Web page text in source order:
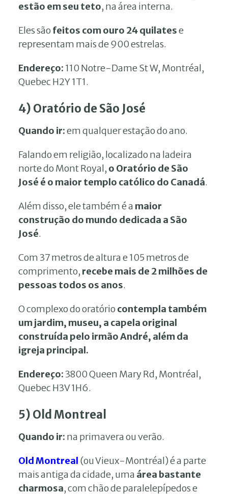
estão em seu teto, na área interna.
Eles são feitos com ouro 24 quilatese
representam mais de 900 estrelas.
Endereço: 110 Notre-Dame St W, Montréal,
Quebec H2Y 1T1.
4) Oratório de São José
Quando ir:em qualquer estação do ano.
Falando em religião, localizado na ladeira
norte do Mont Royal, o Oratório de São
José é o maior templo católico do Canadá.
Além disso, ele também é a maior
construção do mundo dedicada a São
José.
Com 37 metros de altura e 105 metros de
comprimento, recebe mais de 2 milhões de
pessoas todos os anos.
O complexo do oratório contempla também
um jardim, museu, a capela original
construída pelo irmão André, além da
igreja principal.
Endereço:3800 Queen Mary Rd, Montréal,
Quebec H3V 1H6.
5) Old Montreal
Quando ir: na primavera ou verão.
Old Montreal (ou Vieux-Montréal) é a parte
mais antiga da cidade, uma área bastante
charmosa, com chão de paralelepípedos e